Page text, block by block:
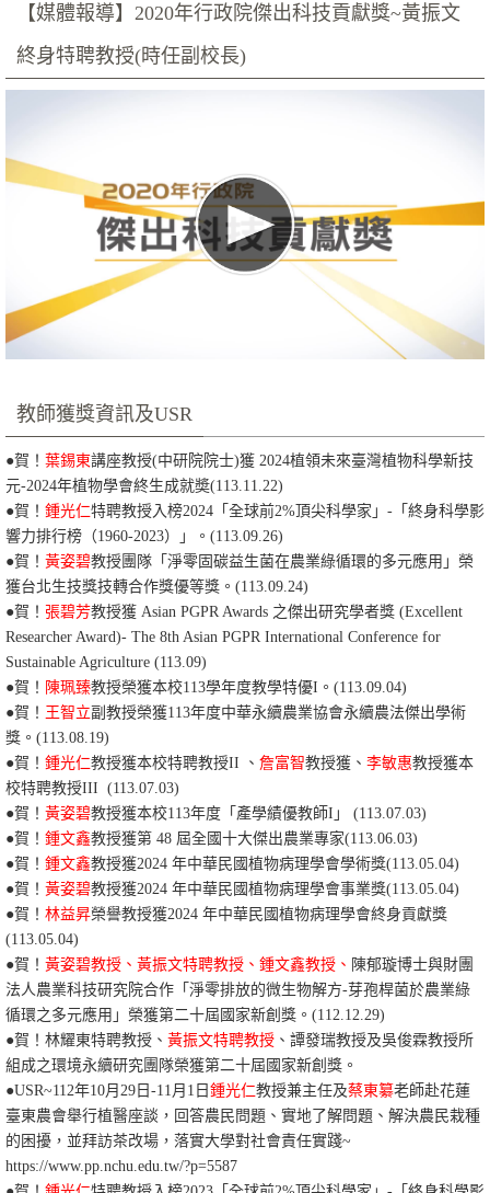
【媒體報導】2020年行政院傑出科技貢獻獎~黃振文
終身特聘教授(時任副校長)
教師獲獎資訊及USR
●賀！ 葉錫東講座教授(中研院院士)獲 2024植領未來臺灣植物科學新技
元-2024年植物學會終生成就奬(113.11.22)
●賀！ 鍾光仁特聘教授入榜2024「全球前2%頂尖科學家」-「終身科學影
響力排行榜（1960-2023）」。(113.09.26)
●賀！ 黃姿碧教授團隊「淨零固碳益生菌在農業綠循環的多元應用」榮
獲台北生技獎技轉合作獎優等獎。 (113.09.24)
●賀！ 張碧芳教授獲 Asian PGPR Awards 之傑出研究學者獎 (Excellent
Researcher Award)- The 8th Asian PGPR International Conference for
Sustainable Agriculture (113.09)
●賀！ 陳珮臻教授榮獲本校113學年度教學特優I。 (113.09.04)
●賀！ 王智立副教授榮獲113年度中華永續農業協會永續農法傑出學術
獎。 (113.08.19)
●賀！ 鍾光仁教授獲本校特聘教授II 、 詹富智教授獲、 李敏惠教授獲本
校特聘教授III (113.07.03)
●賀！ 黃姿碧教授獲本校113年度「產學績優教師I」 (113.07.03)
●賀！ 鍾文鑫教授獲第 48 屆全國十大傑出農業專家(113.06.03)
●賀！ 鍾文鑫教授獲2024 年中華民國植物病理學會學術獎(113.05.04)
●賀！ 黃姿碧教授獲2024 年中華民國植物病理學會事業獎(113.05.04)
●賀！ 林益昇榮譽教授獲2024 年中華民國植物病理學會終身貢獻獎
(113.05.04)
●賀！ 黃姿碧教授、黃振文特聘教授、鍾文鑫教授、 陳郁璇博士與財團
法人農業科技研究院合作「淨零排放的微生物解方-芽孢桿菌於農業綠
循環之多元應用」榮獲第二十屆國家新創獎。 (112.12.29)
●賀！林耀東特聘教授、 黃振文特聘教授 、譚發瑞教授及吳俊霖教授所
組成之環境永續研究團隊榮獲第二十屆國家新創獎。
●USR~112年10月29日-11月1日 鍾光仁教授兼主任及蔡東纂老師赴花蓮
臺東農會舉行植醫座談，回答農民問題、實地了解問題、解決農民栽種
的困擾，並拜訪茶改場，落實大學對社會責任實踐~
https://www.pp.nchu.edu.tw/?p=5587